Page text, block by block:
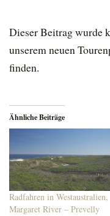
Dieser Beitrag wurde
unserem neuen
finden.
Ähnliche Beiträge
Radfahren in Westaustralien,
Margaret River – Prevelly